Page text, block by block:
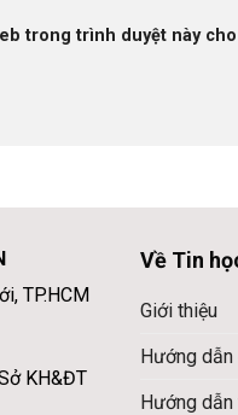
trong trình duyệt này
TP.HCM
KH&ĐT
Về Tin
Giới thiệu
Hướng
Hướng dẫn